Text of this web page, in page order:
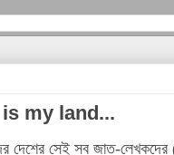
is my land...
দেশের সেই সব জাত-লেখকদের